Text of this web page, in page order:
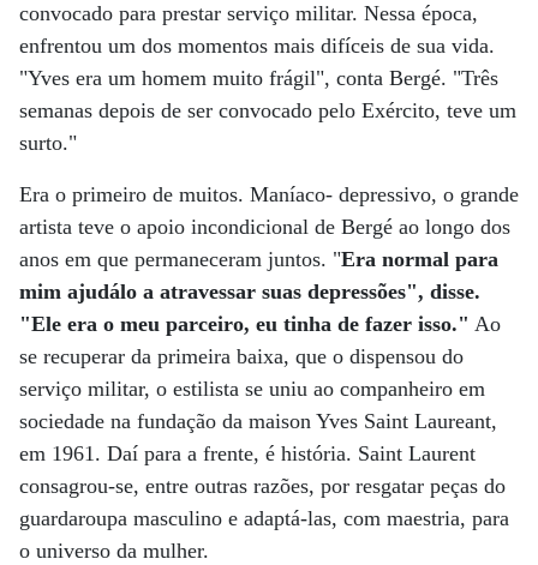
convocado para prestar serviço militar. Nessa época,
enfrentou um dos momentos mais difíceis de sua vida.
"Yves era um homem muito frágil", conta Bergé. "Três
semanas depois de ser convocado pelo Exército, teve um
surto."
Era o primeiro de muitos. Maníaco- depressivo, o grande
artista teve o apoio incondicional de Bergé ao longo dos
anos em que permaneceram juntos. "Era normal para
mim ajudálo a atravessar suas depressões", disse.
"Ele era o meu parceiro, eu tinha de fazer isso." Ao
se recuperar da primeira baixa, que o dispensou do
serviço militar, o estilista se uniu ao companheiro em
sociedade na fundação da maison Yves Saint Laureant,
em 1961. Daí para a frente, é história. Saint Laurent
consagrou-se, entre outras razões, por resgatar peças do
guardaroupa masculino e adaptá-las, com maestria, para
o universo da mulher.